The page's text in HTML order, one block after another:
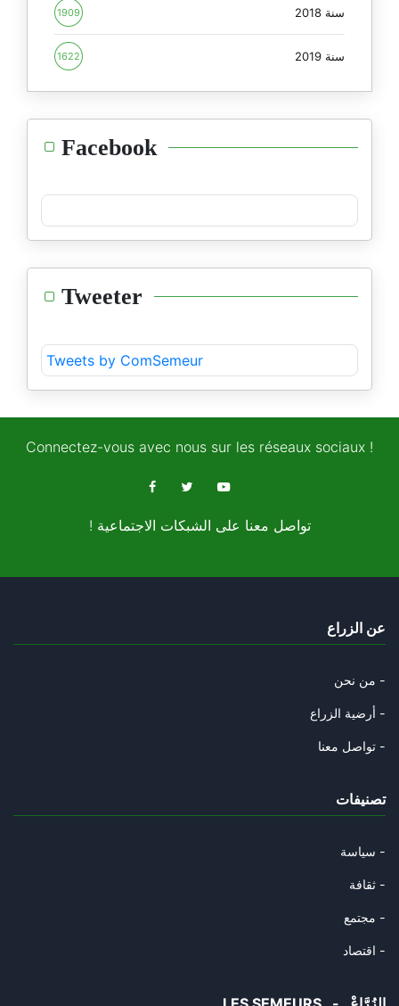
سنة 2018 1909
سنة 2019 1622
Facebook
Tweeter
Tweets by ComSemeur
Connectez-vous avec nous sur les réseaux sociaux !
! تواصل معنا على الشبكات الاجتماعية
عن الزراع
من نحن -
أرضية الزراع -
تواصل معنا -
تصنيفات
سياسة -
ثقافة -
مجتمع -
اقتصاد -